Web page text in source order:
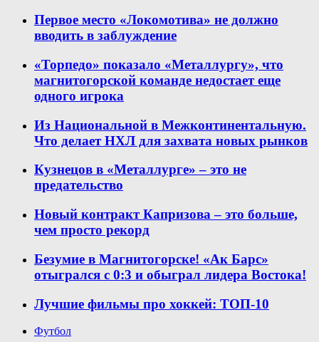
Первое место «Локомотива» не должно
вводить в заблуждение
«Торпедо» показало «Металлургу», что
магнитогорской команде недостает еще
одного игрока
Из Национальной в Межконтинентальную.
Что делает НХЛ для захвата новых рынков
Кузнецов в «Металлурге» – это не
предательство
Новый контракт Капризова – это больше,
чем просто рекорд
Безумие в Магнитогорске! «Ак Барс»
отыгрался с 0:3 и обыграл лидера Востока!
Лучшие фильмы про хоккей: ТОП-10
Футбол